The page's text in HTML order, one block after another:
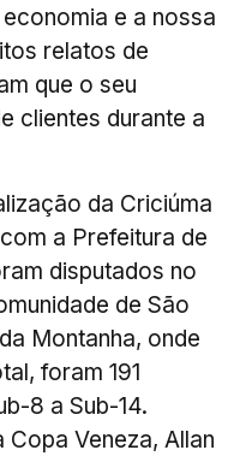
e a nossa
relatos de
que o seu
clientes durante a
da Criciúma
a Prefeitura de
disputados no
de São
Montanha, onde
foram 191
8 a Sub-14.
Veneza, Allan